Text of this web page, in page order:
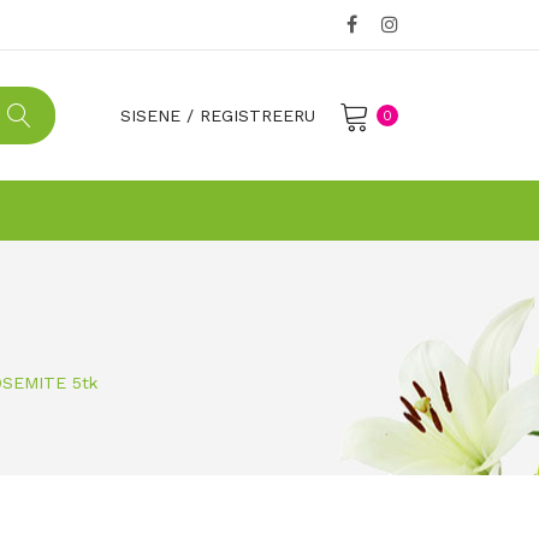
SISENE / REGISTREERU 0
5tk